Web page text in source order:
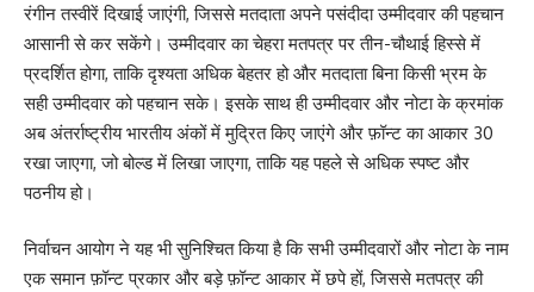
रंगीन तस्वीरें दिखाई जाएंगी, जिससे मतदाता अपने पसंदीदा उम्मीदवार की पहचान
आसानी से कर सकेंगे। उम्मीदवार का चेहरा मतपत्र पर तीन-चौथाई हिस्से में
प्रदर्शित होगा, ताकि दृश्यता अधिक बेहतर हो और मतदाता बिना किसी भ्रम के
सही उम्मीदवार को पहचान सके। इसके साथ ही उम्मीदवार और नोटा के क्रमांक
अब अंतर्राष्ट्रीय भारतीय अंकों में मुद्रित किए जाएंगे और फ़ॉन्ट का आकार 30
रखा जाएगा, जो बोल्ड में लिखा जाएगा, ताकि यह पहले से अधिक स्पष्ट और
पठनीय हो।
निर्वाचन आयोग ने यह भी सुनिश्चित किया है कि सभी उम्मीदवारों और नोटा के नाम
एक समान फ़ॉन्ट प्रकार और बड़े फ़ॉन्ट आकार में छपे हों, जिससे मतपत्र की